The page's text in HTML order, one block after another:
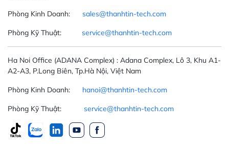
Phòng Kinh Doanh: sales@thanhtin-tech.com
Phòng Kỹ Thuật: service@thanhtin-tech.com
Ha Noi Office (ADANA Complex) : Adana Complex, Lô 3, Khu A1-
A2-A3, P.Long Biên, Tp.Hà Nội, Việt Nam
Phòng Kinh Doanh: hanoi@thanhtin-tech.com
Phòng Kỹ Thuật: service@thanhtin-tech.com